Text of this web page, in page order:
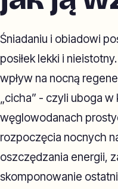
Śniadaniu i obiadowi
posiłek lekki i
wpływ na nocną
„cicha” - czyli uboga w
węglowodanach
rozpoczęcia nocnych
oszczędzania energii,
skomponowanie